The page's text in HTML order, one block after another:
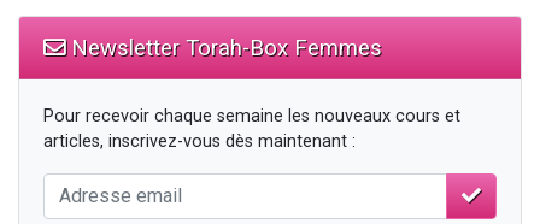
Newsletter Torah-Box Femmes
Pour recevoir chaque semaine les nouveaux cours et
articles, inscrivez-vous dès maintenant :